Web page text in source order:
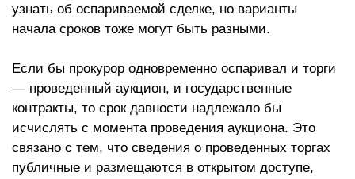
узнать об оспариваемой сделке, но варианты
начала сроков тоже могут быть разными.
Если бы прокурор одновременно оспаривал и торги
— проведенный аукцион, и государственные
контракты, то срок давности надлежало бы
исчислять с момента проведения аукциона. Это
связано с тем, что сведения о проведенных торгах
публичные и размещаются в открытом доступе,